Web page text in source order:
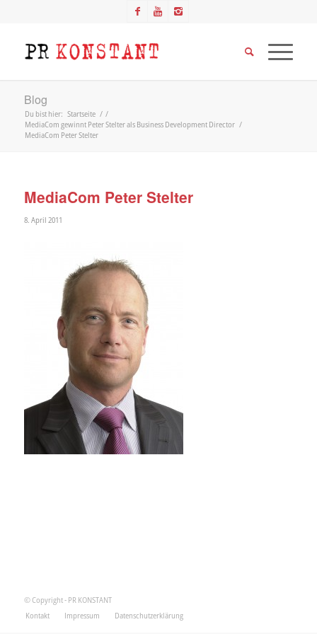
Blog
Du bist hier: Startseite / /
MediaCom gewinnt Peter Stelter als Business Development Director /
MediaCom Peter Stelter
MediaCom Peter Stelter
8. April 2011
© Copyright - PR KONSTANT
Kontakt
Impressum Datenschutzerklärung